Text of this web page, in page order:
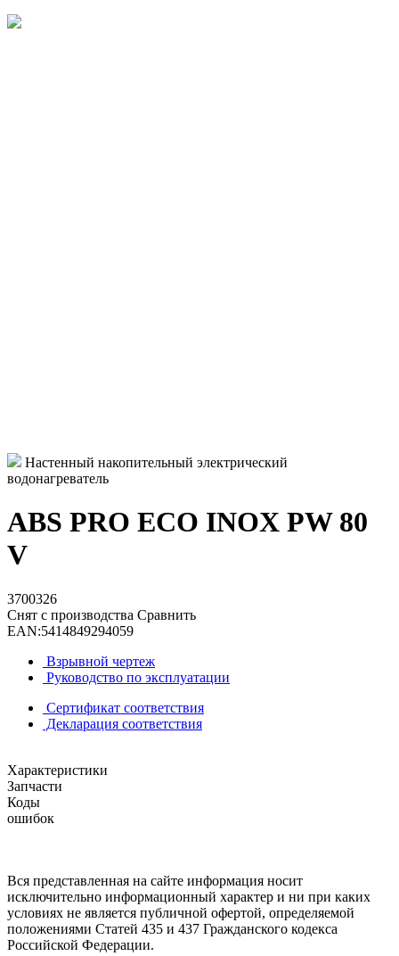
Настенный накопительный электрический
водонагреватель
ABS PRO ECO INOX PW 80
V
3700326
Снят с производства Сравнить
EAN:5414849294059
Взрывной чертеж
Руководство по эксплуатации
Сертификат соответствия
Декларация соответствия
Характеристики
Запчасти
Коды
ошибок
Вся представленная на сайте информация носит
исключительно информационный характер и ни при каких
условиях не является публичной офертой, определяемой
положениями Статей 435 и 437 Гражданского кодекса
Российской Федерации.